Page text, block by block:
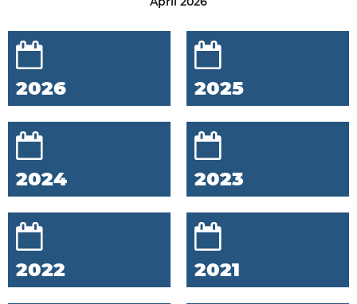
2026 2025
2024 2023
2022 2021